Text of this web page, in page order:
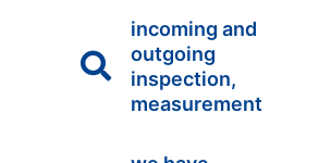

incoming and
outgoing
inspection,
measurement